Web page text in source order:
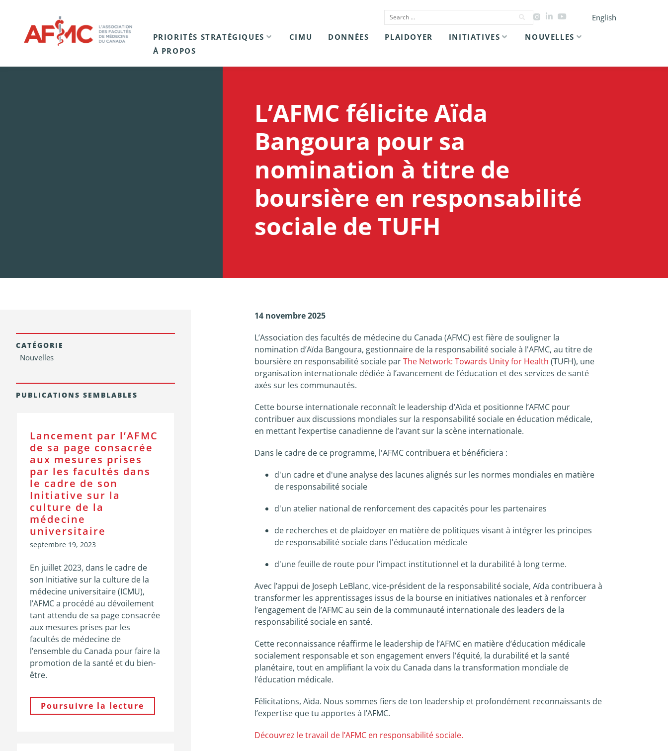
English
PRIORITÉS STRATÉGIQUES
CIMU DONNÉES PLAIDOYER INITIATIVES
NOUVELLES
À PROPOS
L’AFMC félicite Aïda
Bangoura pour sa
nomination à titre de
boursière en responsabilité
sociale de TUFH
CATÉGORIE
Nouvelles
PUBLICATIONS SEMBLABLES
Lancement par l’AFMC
de sa page consacrée
aux mesures prises
par les facultés dans
le cadre de son
Initiative sur la
culture de la
médecine
universitaire
septembre 19, 2023
En juillet 2023, dans le cadre de
son Initiative sur la culture de la
médecine universitaire (ICMU),
l’AFMC a procédé au dévoilement
tant attendu de sa page consacrée
aux mesures prises par les
facultés de médecine de
l’ensemble du Canada pour faire la
promotion de la santé et du bien-
être.
Poursuivre la lecture
14 novembre 2025
L’Association des facultés de médecine du Canada (AFMC) est fière de souligner la
nomination d’Aïda Bangoura, gestionnaire de la responsabilité sociale à l'AFMC, au titre de
boursière en responsabilité sociale parThe Network: Towards Unity for Health (TUFH), une
organisation internationale dédiée à l’avancement de l’éducation et des services de santé
axés sur les communautés.
Cette bourse internationale reconnaît le leadership d’Aïda et positionne l’AFMC pour
contribuer aux discussions mondiales sur la responsabilité sociale en éducation médicale,
en mettant l’expertise canadienne de l’avant sur la scène internationale.
Dans le cadre de ce programme, l'AFMC contribuera et bénéficiera :
d'un cadre et d'une analyse des lacunes alignés sur les normes mondiales en matière
de responsabilité sociale
d'un atelier national de renforcement des capacités pour les partenaires
de recherches et de plaidoyer en matière de politiques visant à intégrer les principes
de responsabilité sociale dans l'éducation médicale
d'une feuille de route pour l'impact institutionnel et la durabilité à long terme.
Avec l’appui de Joseph LeBlanc, vice-président de la responsabilité sociale, Aïda contribuera à
transformer les apprentissages issus de la bourse en initiatives nationales et à renforcer
l’engagement de l’AFMC au sein de la communauté internationale des leaders de la
responsabilité sociale en santé.
Cette reconnaissance réaffirme le leadership de l’AFMC en matière d’éducation médicale
socialement responsable et son engagement envers l’équité, la durabilité et la santé
planétaire, tout en amplifiant la voix du Canada dans la transformation mondiale de
l’éducation médicale.
Félicitations, Aïda. Nous sommes fiers de ton leadership et profondément reconnaissants de
l’expertise que tu apportes à l’AFMC.
Découvrez le travail de l’AFMC en responsabilité sociale.